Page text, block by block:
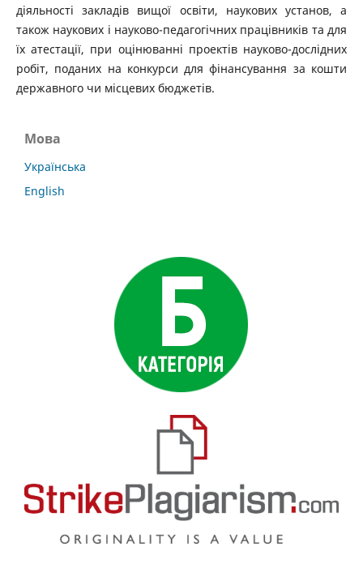
діяльності закладів вищої освіти, наукових установ, а
також наукових і науково-педагогічних працівників та для
їх атестації, при оцінюванні проектів науково-дослідних
робіт, поданих на конкурси для фінансування за кошти
державного чи місцевих бюджетів.
Мова
Українська
English